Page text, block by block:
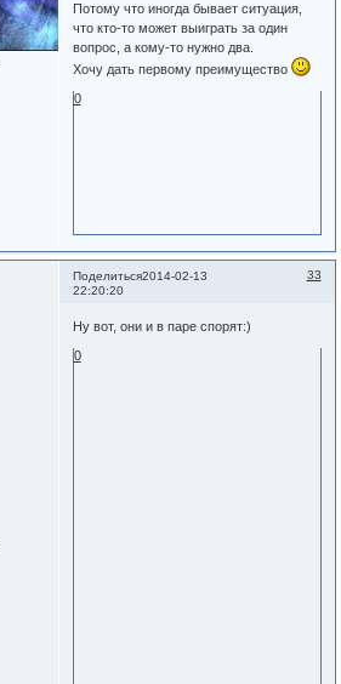
Потому что иногда бывает ситуация,
что кто-то может выиграть за один
вопрос, а кому-то нужно два.
Хочу дать первому преимущество
0
Поделиться 33
2014-02-13
22:20:20
Ну вот, они и в паре спорят:)
0